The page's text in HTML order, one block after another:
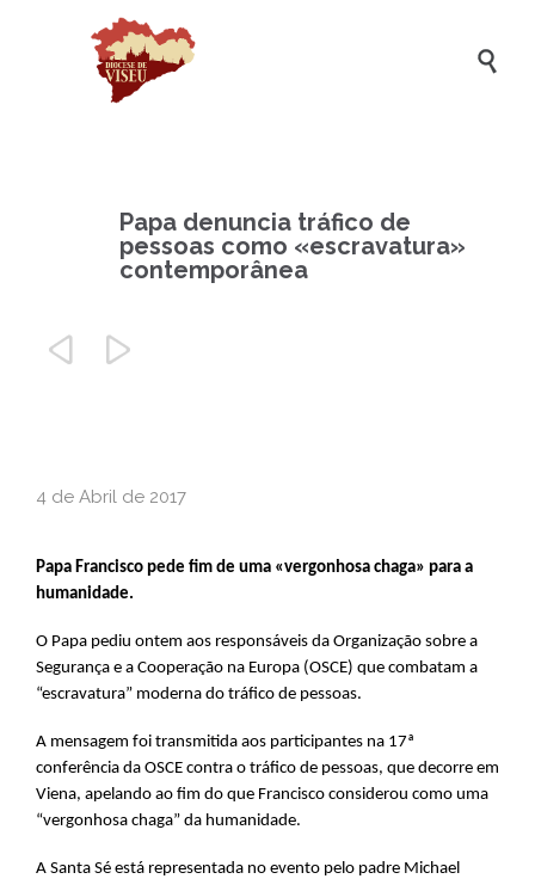

Papa denuncia tráfico de
pessoas como «escravatura»
contemporânea
 
4 de Abril de 2017
Papa Francisco pede fim de uma «vergonhosa chaga» para a
humanidade.
O Papa pediu ontem aos responsáveis da Organização sobre a
Segurança e a Cooperação na Europa (OSCE) que combatam a
“escravatura” moderna do tráfico de pessoas.
A mensagem foi transmitida aos participantes na 17ª
conferência da OSCE contra o tráfico de pessoas, que decorre em
Viena, apelando ao fim do que Francisco considerou como uma
“vergonhosa chaga” da humanidade.
A Santa Sé está representada no evento pelo padre Michael